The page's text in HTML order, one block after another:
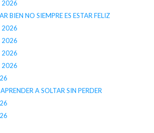
2026
BIEN NO SIEMPRE ES ESTAR FELIZ
2026
2026
2026
2026
A SOLTAR SIN PERDER